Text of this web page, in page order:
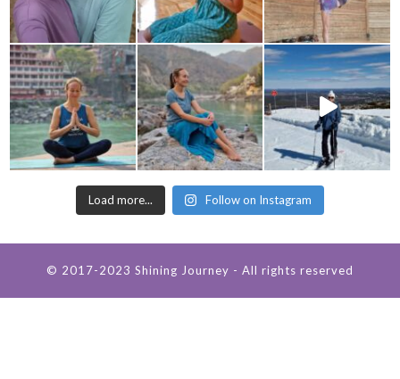
Load more... Follow on Instagram
© 2017-2023 Shining Journey - All rights reserved